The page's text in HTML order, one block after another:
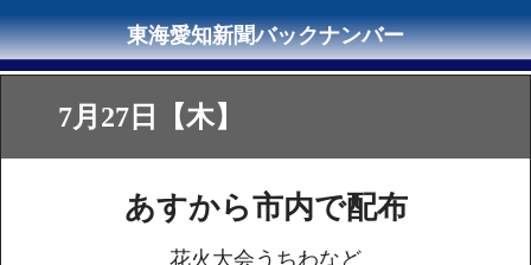
7月27日【木】
あすから市内で配布
花火大会うちわなど